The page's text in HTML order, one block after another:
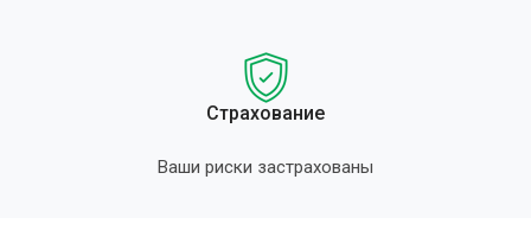
Страхование
Ваши риски застрахованы